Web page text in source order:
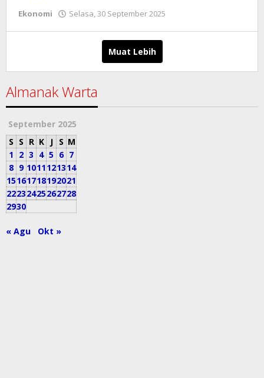
Ekonomi Selasa, 30 September 2025
Muat Lebih
Almanak Warta
September 2025
S S R K J S M
1 2 3 4 5 6 7
8 9 1011121314
15161718192021
22232425262728
2930
« Agu Okt »